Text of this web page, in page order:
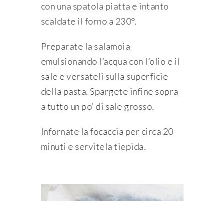
con una spatola piatta e intanto
scaldate il forno a 230°.
Preparate la salamoia
emulsionando l’acqua con l’olio e il
sale e versateli sulla superficie
della pasta. Spargete infine sopra
a tutto un po’ di sale grosso.
Infornate la focaccia per circa 20
minuti e servitela tiepida.